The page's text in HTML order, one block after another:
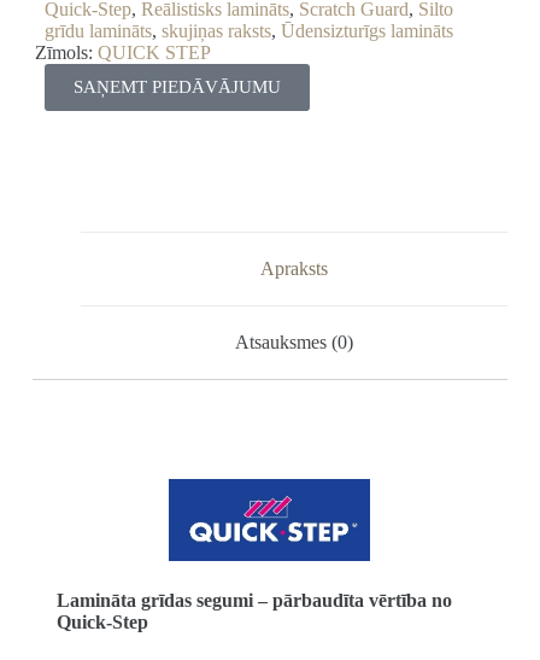
Quick-Step, Reālistisks lamināts, Scratch Guard, Silto
grīdu lamināts, skujiņas raksts, Ūdensizturīgs lamināts
Zīmols: QUICK STEP
SAŅEMT PIEDĀVĀJUMU
Apraksts
Atsauksmes (0)
Lamināta grīdas segumi – pārbaudīta vērtība no
Quick-Step